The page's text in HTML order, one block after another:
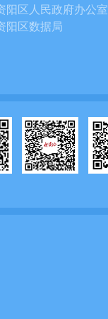
阳区人民政府办公室
阳区数据局